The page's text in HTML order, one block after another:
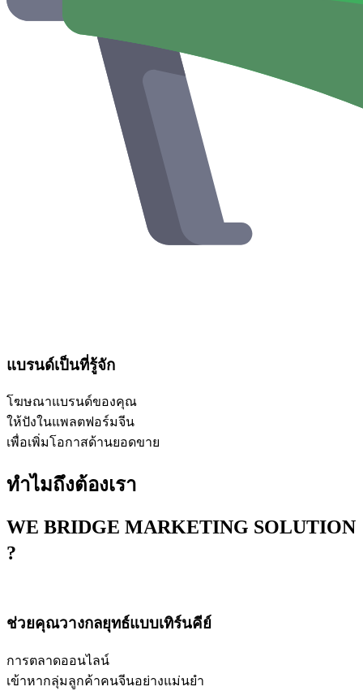
แบรนด์เป็นที่รู้จัก
โฆษณาแบรนด์ของคุณ
ให้ปังในแพลตฟอร์มจีน
เพื่อเพิ่มโอกาสด้านยอดขาย
ทำไมถึงต้องเรา
WE BRIDGE MARKETING SOLUTION
?
ช่วยคุณวางกลยุทธ์แบบเทิร์นคีย์
การตลาดออนไลน์
เข้าหากลุ่มลูกค้าคนจีนอย่างแม่นยำ